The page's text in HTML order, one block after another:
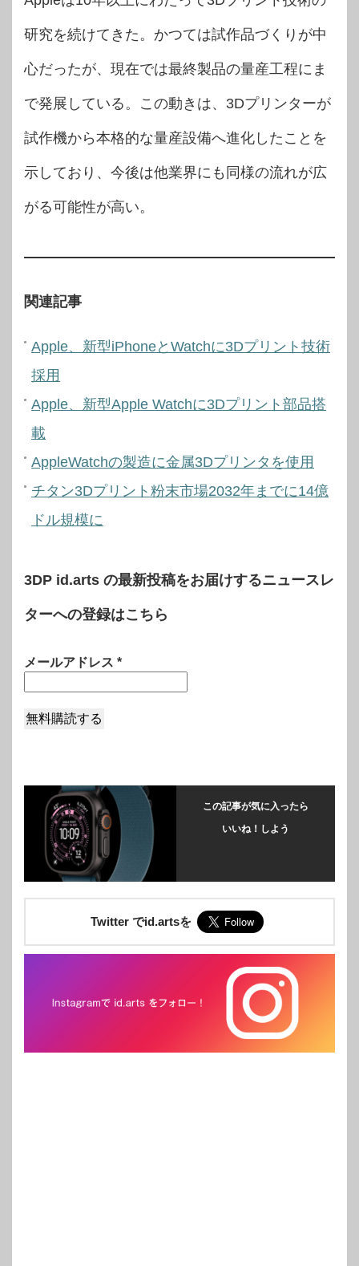
研究を続けてきた。かつては試作品づくりが中
心だったが、現在では最終製品の量産工程にま
で発展している。この動きは、3Dプリンターが
試作機から本格的な量産設備へ進化したことを
示しており、今後は他業界にも同様の流れが広
がる可能性が高い。
関連記事
Apple、新型iPhoneとWatchに3Dプリント技術
採用
Apple、新型Apple Watchに3Dプリント部品搭
載
AppleWatchの製造に金属3Dプリンタを使用
チタン3Dプリント粉末市場2032年までに14億
ドル規模に
3DP id.arts の最新投稿をお届けするニュースレ
ターへの登録はこちら
メールアドレス *
この記事が気に入ったら
いいね！しよう
Twitter でid.artsを